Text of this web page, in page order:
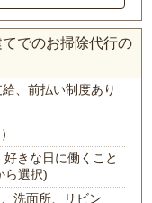
でのお掃除代行の
給、前払い制度あり
きな日に働くこと
ら選択)
洗面所、リビン